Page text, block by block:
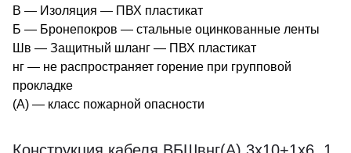
В — Изоляция — ПВХ пластикат
Б — Бронепокров — стальные оцинкованные ленты
Шв — Защитный шланг — ПВХ пластикат
нг — не распространяет горение при групповой
прокладке
(А) — класс пожарной опасности